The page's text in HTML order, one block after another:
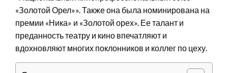
«Золотой Орел»». Также она была номинирована на
премии «Ника» и «Золотой орех». Ее талант и
преданность театру и кино впечатляют и
вдохновляют многих поклонников и коллег по цеху.